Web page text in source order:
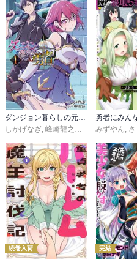
しかげなぎ 峰崎龍之介 馬克杯
みずやん さ
続巻入荷 完結